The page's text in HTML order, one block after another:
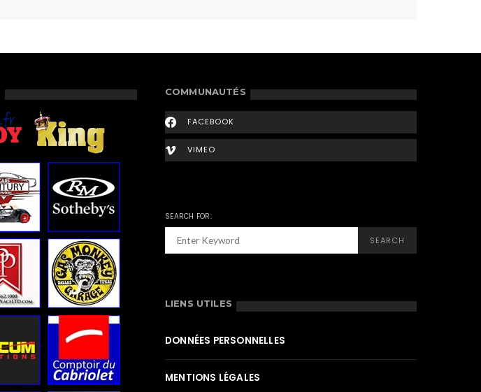
COMMUNAUTÉS
FACEBOOK
VIMEO
SEARCH FOR:
SEARCH
LIENS UTILES
DONNÉES PERSONNELLES
MENTIONS LÉGALES